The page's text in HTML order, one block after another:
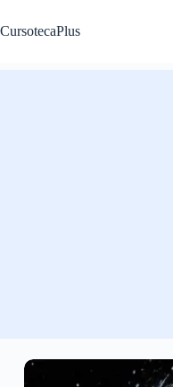
al
contenido
CursotecaPlus